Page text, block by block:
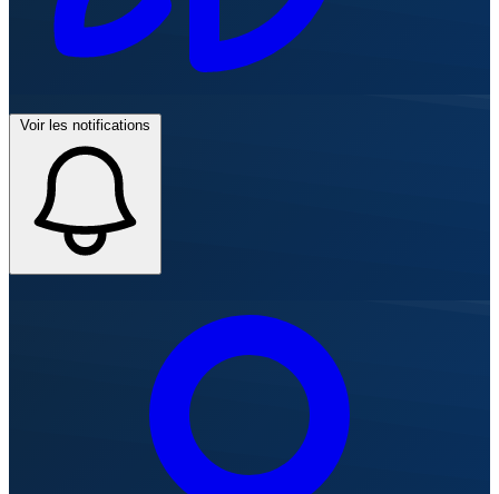
Voir les notifications